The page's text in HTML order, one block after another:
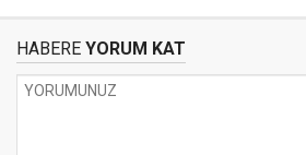
HABERE YORUM KAT